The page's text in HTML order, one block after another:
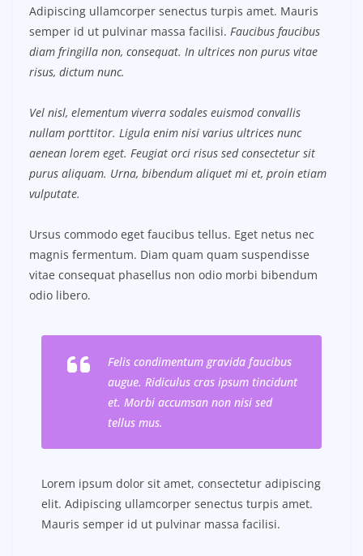
Adipiscing ullamcorper senectus turpis amet. Mauris
semper id ut pulvinar massa facilisi. Faucibus faucibus
diam fringilla non, consequat. In ultrices non purus vitae
risus, dictum nunc.
Vel nisl, elementum viverra sodales euismod convallis
nullam porttitor. Ligula enim nisi varius ultrices nunc
aenean lorem eget. Feugiat orci risus sed consectetur sit
purus aliquam. Urna, bibendum aliquet mi et, proin etiam
vulputate.
Ursus commodo eget faucibus tellus. Eget netus nec
magnis fermentum. Diam quam quam suspendisse
vitae consequat phasellus non odio morbi bibendum
odio libero.
Felis condimentum gravida faucibus
augue. Ridiculus cras ipsum tincidunt
et. Morbi accumsan non nisi sed
tellus mus.
Lorem ipsum dolor sit amet, consectetur adipiscing
elit. Adipiscing ullamcorper senectus turpis amet.
Mauris semper id ut pulvinar massa facilisi.